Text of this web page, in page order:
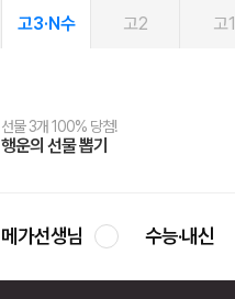
고3·N수 고2 고1
선물 3개 100% 당첨!
행운의 선물 뽑기
선물 100% 증정!
메가스터디 X 올리브
여름방학 스터디 캐시백
메가런 썸머스쿨
2027 러셀 단과
강사 공개선발
스마트러닝앱
설문 EVENT
메가패스
3일 무료 체험권
메가패스 수강생 무료혜택!
메가클럽 멤버십
사회공헌 캠페인
희망이룸 메가나눔
메가선생님 수능·내신